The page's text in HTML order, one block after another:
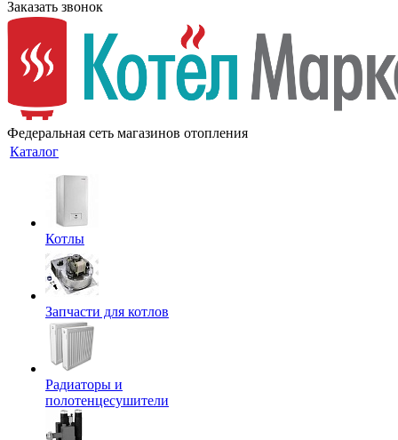
Заказать звонок
Федеральная сеть магазинов отопления
Каталог
Котлы
Запчасти для котлов
Радиаторы и
полотенцесушители